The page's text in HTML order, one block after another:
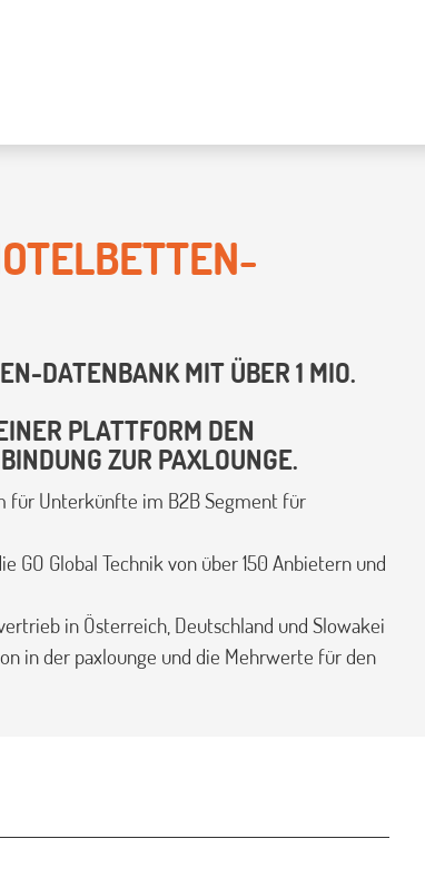
DATENBANK MIT ÜBER 1 MIO.
PLATTFORM DEN
ZUR PAXLOUNGE.
für Unterkünfte im B2B Segment für
Global Technik von über 150 Anbietern und
in Österreich, Deutschland und Slowakei
in der paxlounge und die Mehrwerte für den